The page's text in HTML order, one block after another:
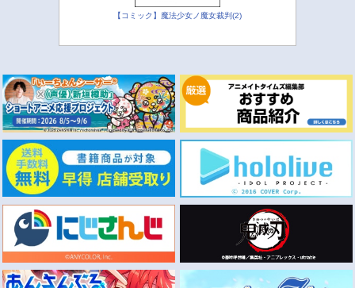
【コミック】魔法少女ノ魔女裁判(2)